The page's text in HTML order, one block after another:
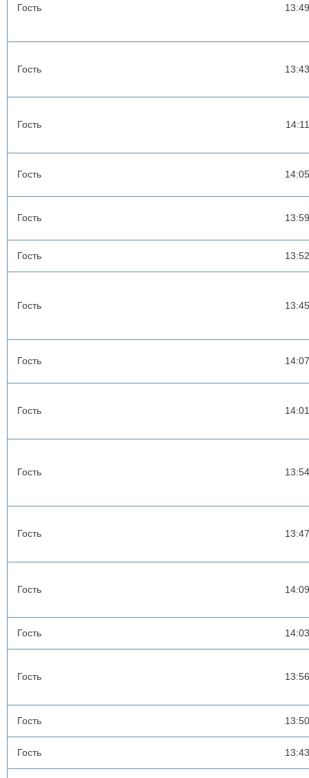
Гость 13:49
Гость 13:43
Гость 14:11
Гость 14:05
Гость 13:59
Гость 13:52
Гость 13:45
Гость 14:07
Гость 14:01
Гость 13:54
Гость 13:47
Гость 14:09
Гость 14:03
Гость 13:56
Гость 13:50
Гость 13:43